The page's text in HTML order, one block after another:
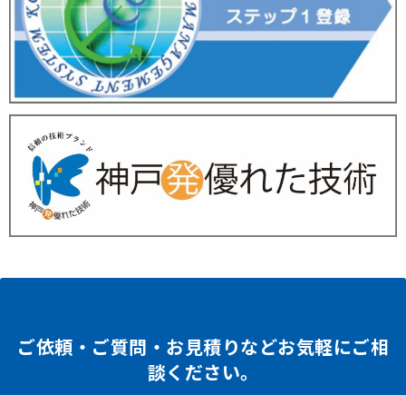
ご依頼・ご質問・お見積りなどお気軽にご相
談ください。